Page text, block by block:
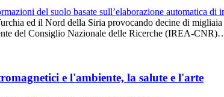
ed il Nord della Siria provocando decine di
del Consiglio Nazionale delle Ricerche (IREA-
e l'ambiente, la salute e l'arte